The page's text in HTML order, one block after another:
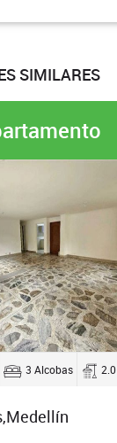
SIMILARES
2.0 Baños
Venta